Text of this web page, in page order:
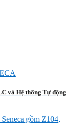
và Hệ thống Tự động
gồm Z104,